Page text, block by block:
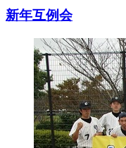
新年互例会